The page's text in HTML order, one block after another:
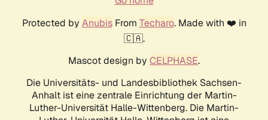
Protected by AnubisFrom Techaro. Made with ❤️ in
🇨🇦.
Mascot design by CELPHASE.
Die Universitäts- und Landesbibliothek Sachsen-
Anhalt ist eine zentrale Einrichtung der Martin-
Luther-Universität Halle-Wittenberg. Die Martin-